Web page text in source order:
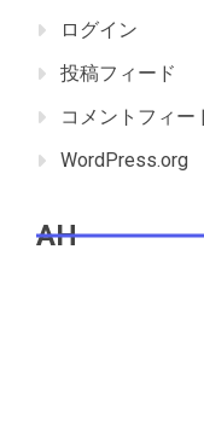
ログイン
投稿フィード
コメントフィー
WordPress.org
AH